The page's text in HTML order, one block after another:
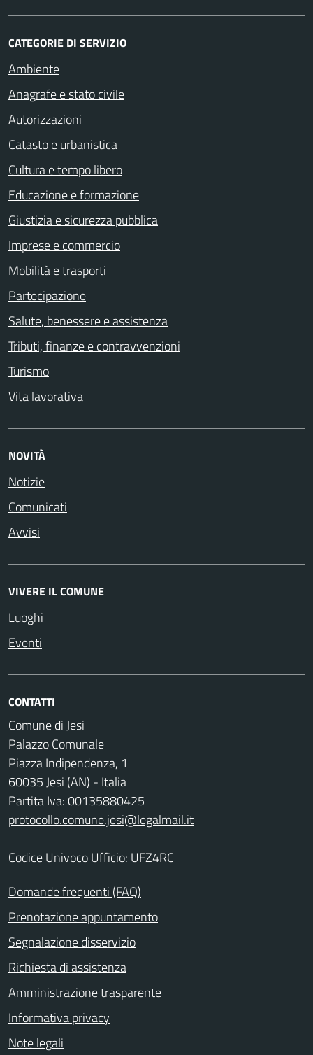
CATEGORIE DI SERVIZIO
Ambiente
Anagrafe e stato civile
Autorizzazioni
Catasto e urbanistica
Cultura e tempo libero
Educazione e formazione
Giustizia e sicurezza pubblica
Imprese e commercio
Mobilità e trasporti
Partecipazione
Salute, benessere e assistenza
Tributi, finanze e contravvenzioni
Turismo
Vita lavorativa
NOVITÀ
Notizie
Comunicati
Avvisi
VIVERE IL COMUNE
Luoghi
Eventi
CONTATTI
Comune di Jesi
Palazzo Comunale
Piazza Indipendenza, 1
60035 Jesi (AN) - Italia
Partita Iva: 00135880425
protocollo.comune.jesi@legalmail.it
Codice Univoco Ufficio: UFZ4RC
Domande frequenti (FAQ)
Prenotazione appuntamento
Segnalazione disservizio
Richiesta di assistenza
Amministrazione trasparente
Informativa privacy
Note legali